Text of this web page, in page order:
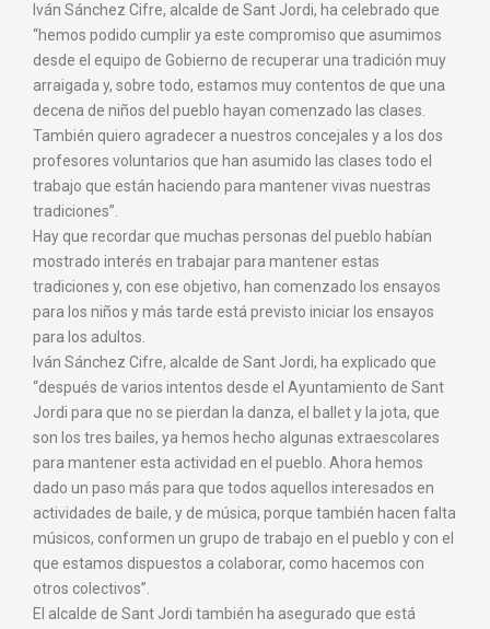
Iván Sánchez Cifre, alcalde de Sant Jordi, ha celebrado que
“hemos podido cumplir ya este compromiso que asumimos
desde el equipo de Gobierno de recuperar una tradición muy
arraigada y, sobre todo, estamos muy contentos de que una
decena de niños del pueblo hayan comenzado las clases.
También quiero agradecer a nuestros concejales y a los dos
profesores voluntarios que han asumido las clases todo el
trabajo que están haciendo para mantener vivas nuestras
tradiciones”.
Hay que recordar que muchas personas del pueblo habían
mostrado interés en trabajar para mantener estas
tradiciones y, con ese objetivo, han comenzado los ensayos
para los niños y más tarde está previsto iniciar los ensayos
para los adultos.
Iván Sánchez Cifre, alcalde de Sant Jordi, ha explicado que
“después de varios intentos desde el Ayuntamiento de Sant
Jordi para que no se pierdan la danza, el ballet y la jota, que
son los tres bailes, ya hemos hecho algunas extraescolares
para mantener esta actividad en el pueblo. Ahora hemos
dado un paso más para que todos aquellos interesados en
actividades de baile, y de música, porque también hacen falta
músicos, conformen un grupo de trabajo en el pueblo y con el
que estamos dispuestos a colaborar, como hacemos con
otros colectivos”.
El alcalde de Sant Jordi también ha asegurado que está